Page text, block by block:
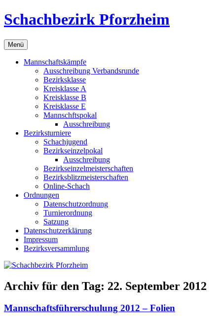
Zum
Inhalt
Schachbezirk Pforzheim
Menü
Mannschaftskämpfe
Ausschreibung Verbandsrunde
Bezirksklasse
Kreisklasse A
Kreisklasse B
Kreisklasse E
Mannschftspokal
Ausschreibung
Bezirksturniere
Schachjugend
Bezirkseinzelpokal
Ausschreibung
Bezirkseinzelmeisterschaften
Bezirksblitzmeisterschaften
Online-Schach
Ordnungen
Datenschutzordnung
Turnierordnung
Satzung
Datenschutzerklärung
Impressum
Bezirksversammlung
Archiv für den Tag: 22. September 2012
Mannschaftsführerschulung 2012 – Folien